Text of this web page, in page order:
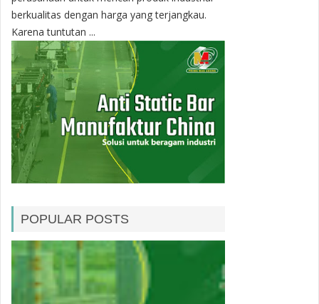
berkualitas dengan harga yang terjangkau.
Karena tuntutan ...
POPULAR POSTS